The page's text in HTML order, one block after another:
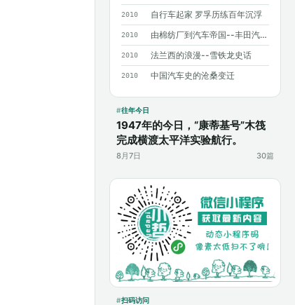
2010 自行车起家 罗孚历练百年沉浮
2010 由棉纺厂到汽车帝国--丰田汽车发展史
2010 法兰西的浪漫--雪铁龙史话
2010 中国汽车史的沧桑变迁
往年今日
1947年的今日，“康蒂基号”木筏
完成横渡太平洋实验航行。
8月7日 30篇
扫码访问